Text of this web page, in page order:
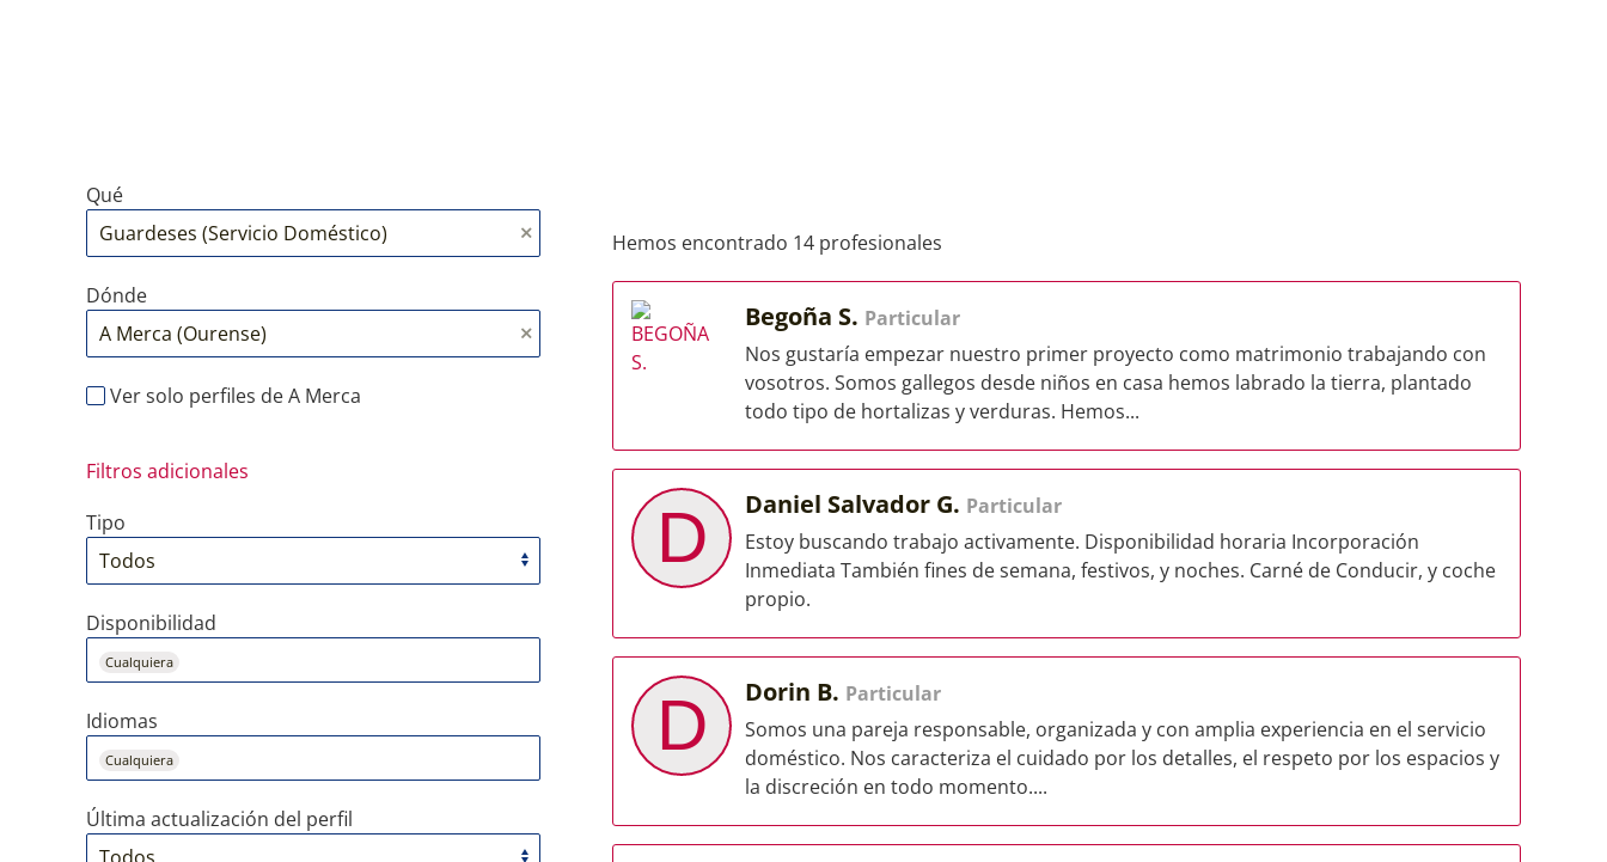
Qué
Dónde
Ver solo perfiles de A Merca
Filtros adicionales
Tipo
Disponibilidad
Cualquiera
Idiomas
Cualquiera
Última actualización del perfil
Hemos encontrado 14 profesionales
Begoña S. Particular
Nos gustaría empezar nuestro primer proyecto como matrimonio trabajando con
vosotros. Somos gallegos desde niños en casa hemos labrado la tierra, plantado
todo tipo de hortalizas y verduras. Hemos...
D Daniel Salvador G. Particular
Estoy buscando trabajo activamente. Disponibilidad horaria Incorporación
Inmediata También fines de semana, festivos, y noches. Carné de Conducir, y coche
propio.
D Dorin B. Particular
Somos una pareja responsable, organizada y con amplia experiencia en el servicio
doméstico. Nos caracteriza el cuidado por los detalles, el respeto por los espacios y
la discreción en todo momento....